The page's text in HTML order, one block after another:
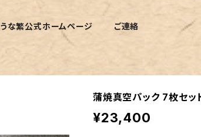
うな繁公式ホームページ ご連絡
蒲焼真空パック 7枚セッ
¥23,400